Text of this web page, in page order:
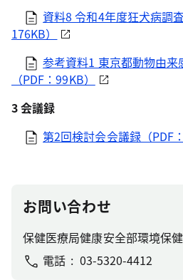
資料8 令和4年度狂犬病調
176KB）
参考資料1 東京都動物由
（PDF：99KB）
3 会議録
第2回検討会会議録（PDF
お問い合わせ
保健医療局健康安全部環境保
電話
03-5320-4412